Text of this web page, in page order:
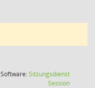
Software:Sitzungsdienst
Session(Wird in